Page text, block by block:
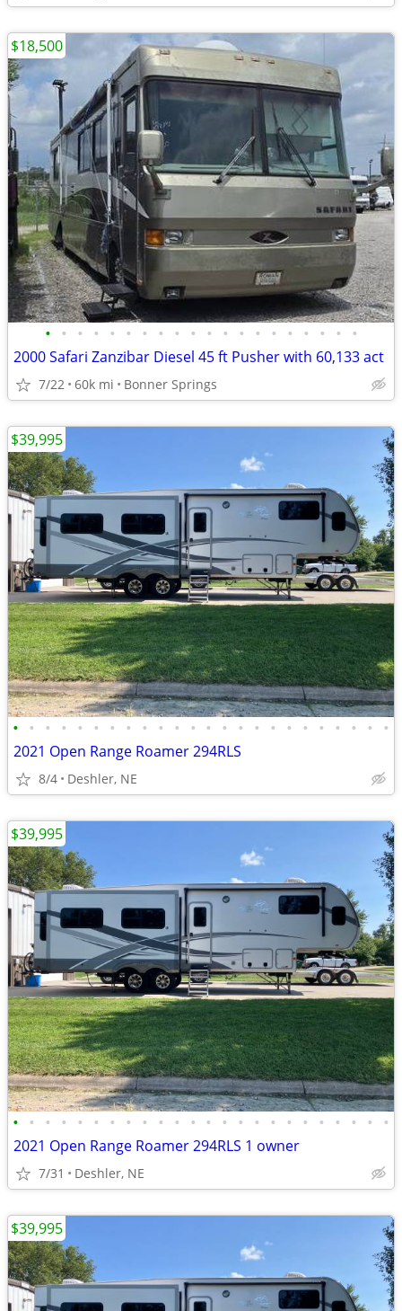
• • • • • • • • • • • • • • • • • • • •
2000 Safari Zanzibar Diesel 45 ft Pusher with 60,133 act
7/22 60k mi Bonner Springs
$18,500
• • • • • • • • • • • • • • • • • • • • • • • •
2021 Open Range Roamer 294RLS
8/4 Deshler, NE
$39,995
• • • • • • • • • • • • • • • • • • • • • • • •
2021 Open Range Roamer 294RLS 1 owner
7/31 Deshler, NE
$39,995
$39,995